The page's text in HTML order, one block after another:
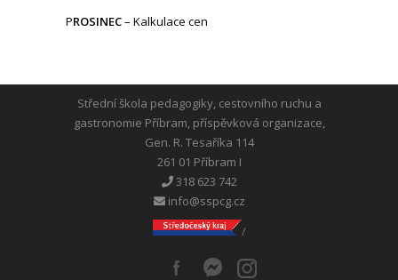
PROSINEC– Kalkulace cen
Střední škola pedagogiky, cestovního ruchu a
gastronomie Příbram, příspěvková organizace,
Gen. R. Tesaříka 114
261 01 Příbram I
318 623 742
info@sspcg.cz
/